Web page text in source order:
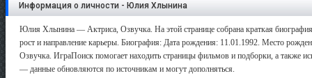
Информация о личности - Юлия Хлынина
Юлия Хлынина — Актриса, Озвучка. На этой странице собрана краткая
рост и направление карьеры. Биография: Дата рождения: 11.01.1992. Место
Озвучка. ИграПоиск помогает находить страницы фильмов и подборки, а также
— данные обновляются по источникам и могут дополняться.